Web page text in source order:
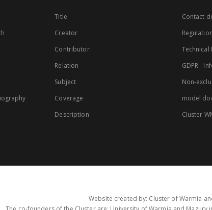
Title
Creator
Contributor
Relation
Subject
Coverage
Description
Contact
GDPR -
Non-
model
Cluster
Website created by: Cluster of Warmia